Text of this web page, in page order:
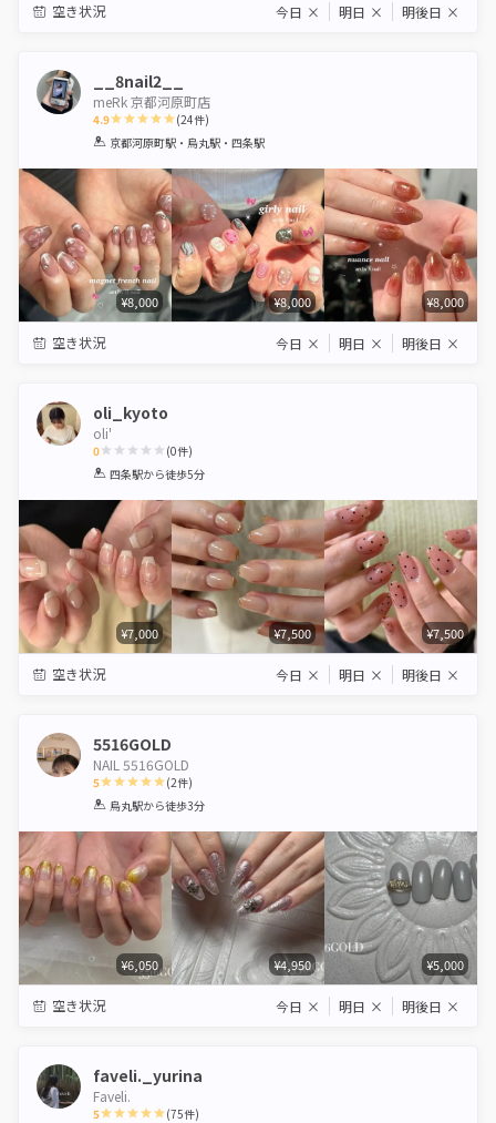
空き状況 今日 × 明日 × 明後日 ×
__8nail2__
meRk 京都河原町店
4.9
1 2 3 4 5
(24件)
京都河原町駅・烏丸駅・四条駅
¥8,000 ¥8,000 ¥8,000
空き状況 今日 × 明日 × 明後日 ×
oli_kyoto
oli'
0
1 2 3 4 5
(0件)
四条駅から徒歩5分
¥7,000 ¥7,500 ¥7,500
空き状況 今日 × 明日 × 明後日 ×
5516GOLD
NAIL 5516GOLD
5
1 2 3 4 5
(2件)
烏丸駅から徒歩3分
¥6,050 ¥4,950 ¥5,000
空き状況 今日 × 明日 × 明後日 ×
faveli._yurina
Faveli.
5 (75件)